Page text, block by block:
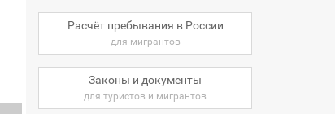
Расчёт пребывания в России
для мигрантов
Законы и документы
для туристов и мигрантов